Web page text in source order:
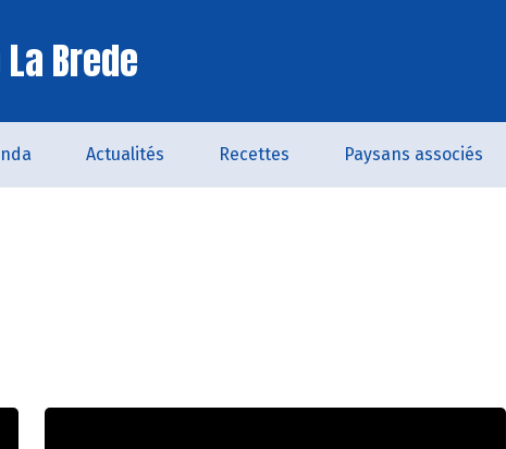
Brede
Actualités Recettes Paysans associés